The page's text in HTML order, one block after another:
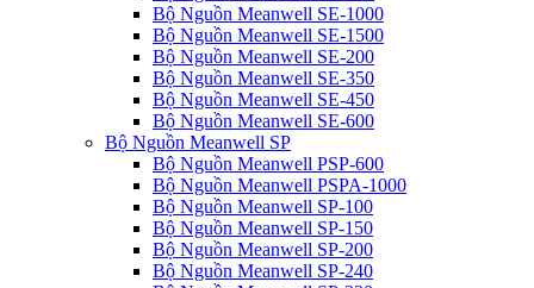
Bộ Nguồn Meanwell SE-1000
Bộ Nguồn Meanwell SE-1500
Bộ Nguồn Meanwell SE-200
Bộ Nguồn Meanwell SE-350
Bộ Nguồn Meanwell SE-450
Bộ Nguồn Meanwell SE-600
Bộ Nguồn Meanwell SP
Bộ Nguồn Meanwell PSP-600
Bộ Nguồn Meanwell PSPA-1000
Bộ Nguồn Meanwell SP-100
Bộ Nguồn Meanwell SP-150
Bộ Nguồn Meanwell SP-200
Bộ Nguồn Meanwell SP-240